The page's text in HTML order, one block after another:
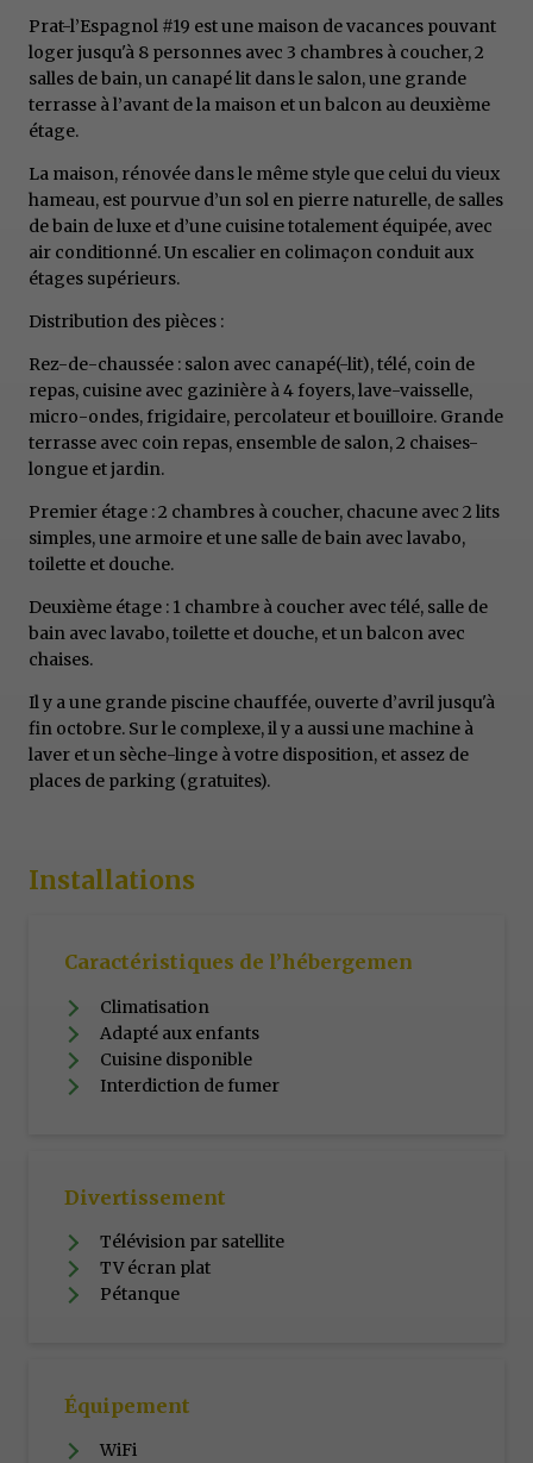
Prat-l’Espagnol #19 est une maison de vacances pouvant
loger jusqu'à 8 personnes avec 3 chambres à coucher, 2
salles de bain, un canapé lit dans le salon, une grande
terrasse à l’avant de la maison et un balcon au deuxième
étage.
La maison, rénovée dans le même style que celui du vieux
hameau, est pourvue d’un sol en pierre naturelle, de salles
de bain de luxe et d’une cuisine totalement équipée, avec
air conditionné. Un escalier en colimaçon conduit aux
étages supérieurs.
Distribution des pièces :
Rez-de-chaussée : salon avec canapé(-lit), télé, coin de
repas, cuisine avec gazinière à 4 foyers, lave-vaisselle,
micro-ondes, frigidaire, percolateur et bouilloire. Grande
terrasse avec coin repas, ensemble de salon, 2 chaises-
longue et jardin.
Premier étage : 2 chambres à coucher, chacune avec 2 lits
simples, une armoire et une salle de bain avec lavabo,
toilette et douche.
Deuxième étage : 1 chambre à coucher avec télé, salle de
bain avec lavabo, toilette et douche, et un balcon avec
chaises.
Il y a une grande piscine chauffée, ouverte d’avril jusqu'à
fin octobre. Sur le complexe, il y a aussi une machine à
laver et un sèche-linge à votre disposition, et assez de
places de parking (gratuites).
Installations
Caractéristiques de l’hébergemen
Climatisation
Adapté aux enfants
Cuisine disponible
Interdiction de fumer
Divertissement
Télévision par satellite
TV écran plat
Pétanque
Équipement
WiFi